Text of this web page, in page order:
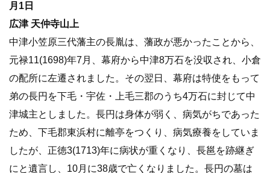
月1日
広津 天仲寺山上
中津小笠原三代藩主の長胤は、藩政が悪かったことから、
元禄11(1698)年7月、幕府から中津8万石を没収され、小倉
の配所に左遷されました。その翌日、幕府は特使をもって
弟の長円を下毛・宇佐・上毛三郡のうち4万石に封じて中
津城主としました。長円は身体が弱く、病気がちであった
ため、下毛郡東浜村に離亭をつくり、病気療養をしていま
したが、正徳3(1713)年に病状が重くなり、長邕を跡継ぎ
にと遺言し、10月に38歳で亡くなりました。長円の墓は